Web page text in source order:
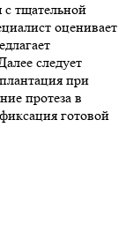
с тщательной
оценивает
следует
при
протеза в
готовой